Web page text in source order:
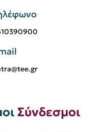
Πατρών
Σεμινάρια
Σύνδεσμοι